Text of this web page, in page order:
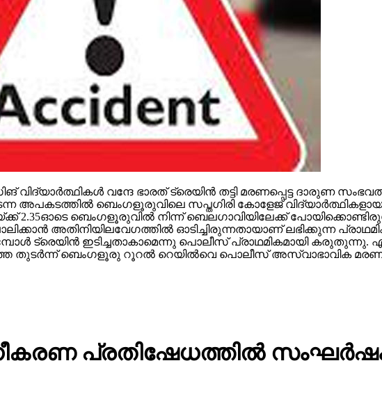
വിദ്യാര്‍ത്ഥികള്‍ വന്ദേ ഭാരത് ട്രെയിന്‍ തട്ടി മരണപ്പെട്ട ദാരുണ
അപകടത്തില്‍ ബെംഗളൂരുവിലെ സപ്തഗിരി കോളേജ് വിദ്യാര്‍ത്ഥികളായ
2.35ഓടെ ബെംഗളൂരുവില്‍ നിന്ന് ബെലഗാവിയിലേക്ക്
അതിനിയിലവേഗത്തില്‍ ഓടിച്ചിരുന്നതായാണ് ലഭിക്കുന്ന
ട്രെയിന്‍ ഇടിച്ചതാകാമെന്നു പൊലീസ് പ്രാഥമികമായി
തുടര്‍ന്ന് ബെംഗളൂരു റൂറല്‍ റെയില്‍വെ പൊലീസ് അസ്വാഭാവിക
പ്രതിഷേധത്തില്‍